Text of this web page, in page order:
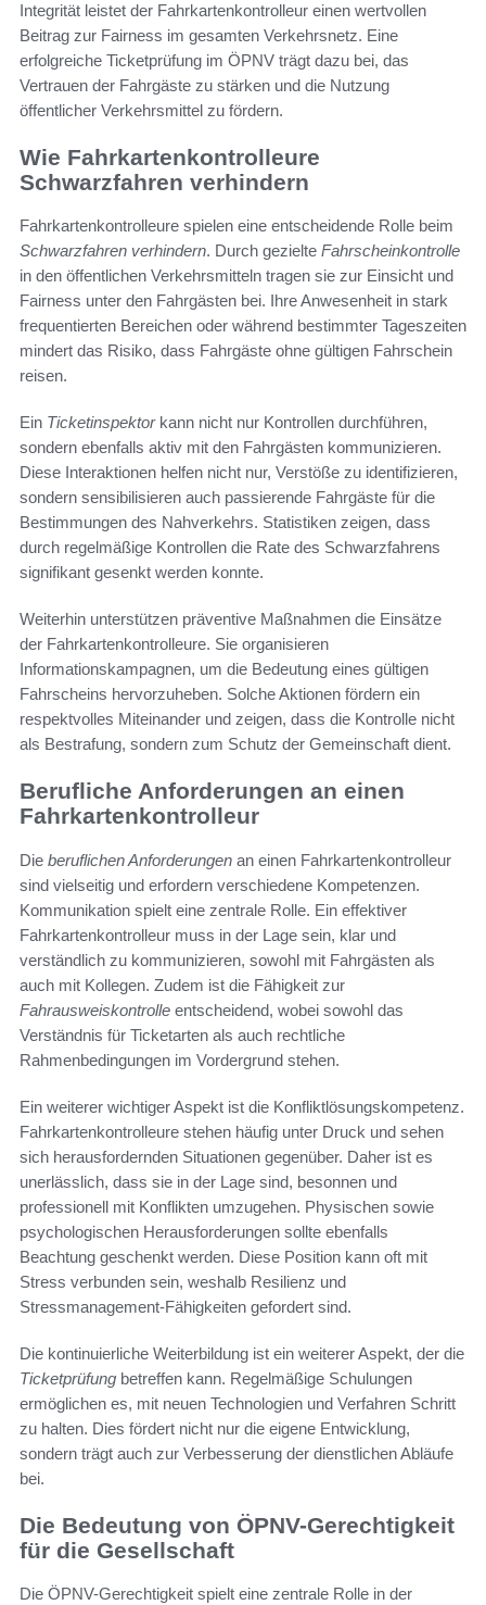
Integrität leistet der Fahrkartenkontrolleur einen wertvollen
Beitrag zur Fairness im gesamten Verkehrsnetz. Eine
erfolgreiche Ticketprüfung im ÖPNV trägt dazu bei, das
Vertrauen der Fahrgäste zu stärken und die Nutzung
öffentlicher Verkehrsmittel zu fördern.
Wie Fahrkartenkontrolleure
Schwarzfahren verhindern
Fahrkartenkontrolleure spielen eine entscheidende Rolle beim
Schwarzfahren verhindern. Durch gezielte Fahrscheinkontrolle
in den öffentlichen Verkehrsmitteln tragen sie zur Einsicht und
Fairness unter den Fahrgästen bei. Ihre Anwesenheit in stark
frequentierten Bereichen oder während bestimmter Tageszeiten
mindert das Risiko, dass Fahrgäste ohne gültigen Fahrschein
reisen.
Ein Ticketinspektorkann nicht nur Kontrollen durchführen,
sondern ebenfalls aktiv mit den Fahrgästen kommunizieren.
Diese Interaktionen helfen nicht nur, Verstöße zu identifizieren,
sondern sensibilisieren auch passierende Fahrgäste für die
Bestimmungen des Nahverkehrs. Statistiken zeigen, dass
durch regelmäßige Kontrollen die Rate des Schwarzfahrens
signifikant gesenkt werden konnte.
Weiterhin unterstützen präventive Maßnahmen die Einsätze
der Fahrkartenkontrolleure. Sie organisieren
Informationskampagnen, um die Bedeutung eines gültigen
Fahrscheins hervorzuheben. Solche Aktionen fördern ein
respektvolles Miteinander und zeigen, dass die Kontrolle nicht
als Bestrafung, sondern zum Schutz der Gemeinschaft dient.
Berufliche Anforderungen an einen
Fahrkartenkontrolleur
Die beruflichen Anforderungen an einen Fahrkartenkontrolleur
sind vielseitig und erfordern verschiedene Kompetenzen.
Kommunikation spielt eine zentrale Rolle. Ein effektiver
Fahrkartenkontrolleur muss in der Lage sein, klar und
verständlich zu kommunizieren, sowohl mit Fahrgästen als
auch mit Kollegen. Zudem ist die Fähigkeit zur
Fahrausweiskontrolle entscheidend, wobei sowohl das
Verständnis für Ticketarten als auch rechtliche
Rahmenbedingungen im Vordergrund stehen.
Ein weiterer wichtiger Aspekt ist die Konfliktlösungskompetenz.
Fahrkartenkontrolleure stehen häufig unter Druck und sehen
sich herausfordernden Situationen gegenüber. Daher ist es
unerlässlich, dass sie in der Lage sind, besonnen und
professionell mit Konflikten umzugehen. Physischen sowie
psychologischen Herausforderungen sollte ebenfalls
Beachtung geschenkt werden. Diese Position kann oft mit
Stress verbunden sein, weshalb Resilienz und
Stressmanagement-Fähigkeiten gefordert sind.
Die kontinuierliche Weiterbildung ist ein weiterer Aspekt, der die
Ticketprüfung betreffen kann. Regelmäßige Schulungen
ermöglichen es, mit neuen Technologien und Verfahren Schritt
zu halten. Dies fördert nicht nur die eigene Entwicklung,
sondern trägt auch zur Verbesserung der dienstlichen Abläufe
bei.
Die Bedeutung von ÖPNV-Gerechtigkeit
für die Gesellschaft
Die ÖPNV-Gerechtigkeit spielt eine zentrale Rolle in der